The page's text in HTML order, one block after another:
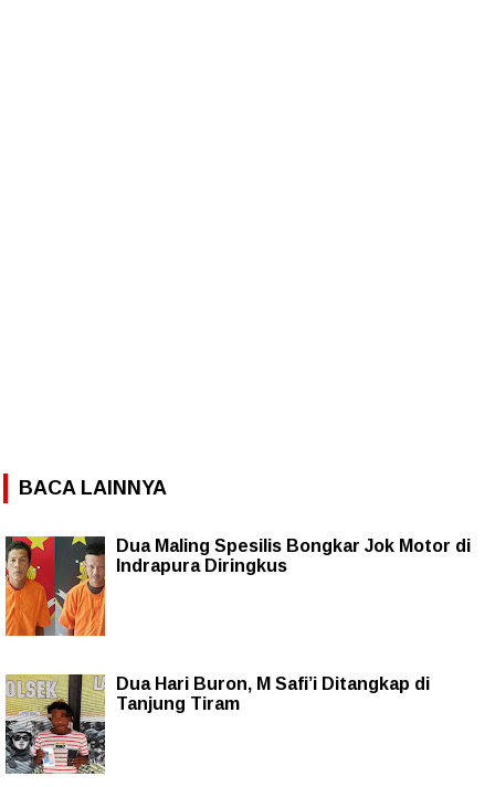
BACA LAINNYA
Dua Maling Spesilis Bongkar Jok Motor di
Indrapura Diringkus
Dua Hari Buron, M Safi’i Ditangkap di
Tanjung Tiram